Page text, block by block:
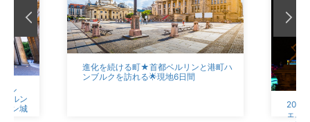
ル
ケルン
イン城
進化を続ける町★首都ベルリンと港町ハ
ンブルクを訪れる🌟現地6日間
2026
ェス